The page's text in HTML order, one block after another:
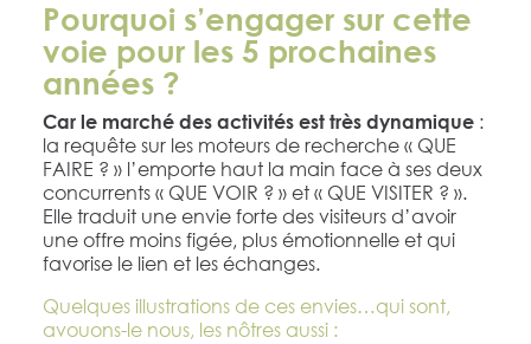
Pourquoi s’engager sur cette
voie pour les 5 prochaines
années ?
Car le marché des activités est très dynamique:
la requête sur les moteurs de recherche « QUE
FAIRE ? » l’emporte haut la main face à ses deux
concurrents « QUE VOIR ? » et « QUE VISITER ? ».
Elle traduit une envie forte des visiteurs d’avoir
une offre moins figée, plus émotionnelle et qui
favorise le lien et les échanges.
Quelques illustrations de ces envies…qui sont,
avouons-le nous, les nôtres aussi :